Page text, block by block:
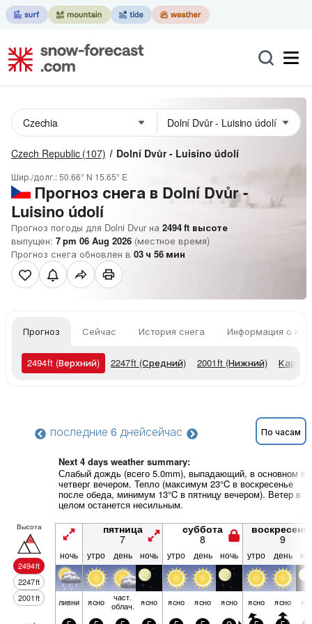
Czech Republic (107) Dolní Dvůr - Luisino údolí
Шир./долг.:50.66° N 15.65° E
Прогноз снега в Dolní Dvůr -
Luisino údolí
Прогноз погоды для Dolni Dvur на 2494ft высоте
выпущен: 7 pm 06 Aug 2026 (местное время)
Прогноз снега обновлен в 03 ч 56 мин
Прогноз Сейчас История снега Информация о
2494ft (Верхний) 2247ft (Средний) 2001ft (Нижний) Карты
последние 6 днейсейчас По часам
Next 4 days weather summary:
Слабый дождь (всего 5.0mm), выпадающий, в основном в
четверг вечером. Тепло (максимум 23°C в воскресенье
после обеда, минимум 13°C в пятницу вечером). Ветер в
целом останется несильным.
Высота
2494ft
2247ft
2001ft
пятница
7
суббота
8 9
ночь утро день ночь утро день ночь утро день
ливни ясно част.
облач. ясно ясно ясно ясно ясно ясно